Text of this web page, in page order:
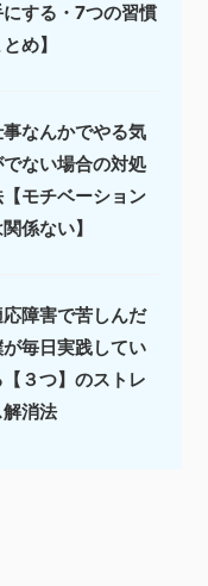
する・7つの習慣
め】
なんかでやる気
ない場合の対処
モチベーション
係ない】
障害で苦しんだ
毎日実践してい
【３つ】のストレ
解消法